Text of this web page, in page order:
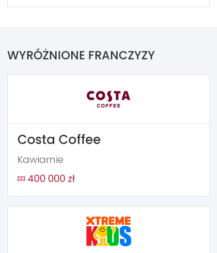
WYRÓŻNIONE FRANCZYZY
Costa Coffee
Kawiarnie
400 000 zł